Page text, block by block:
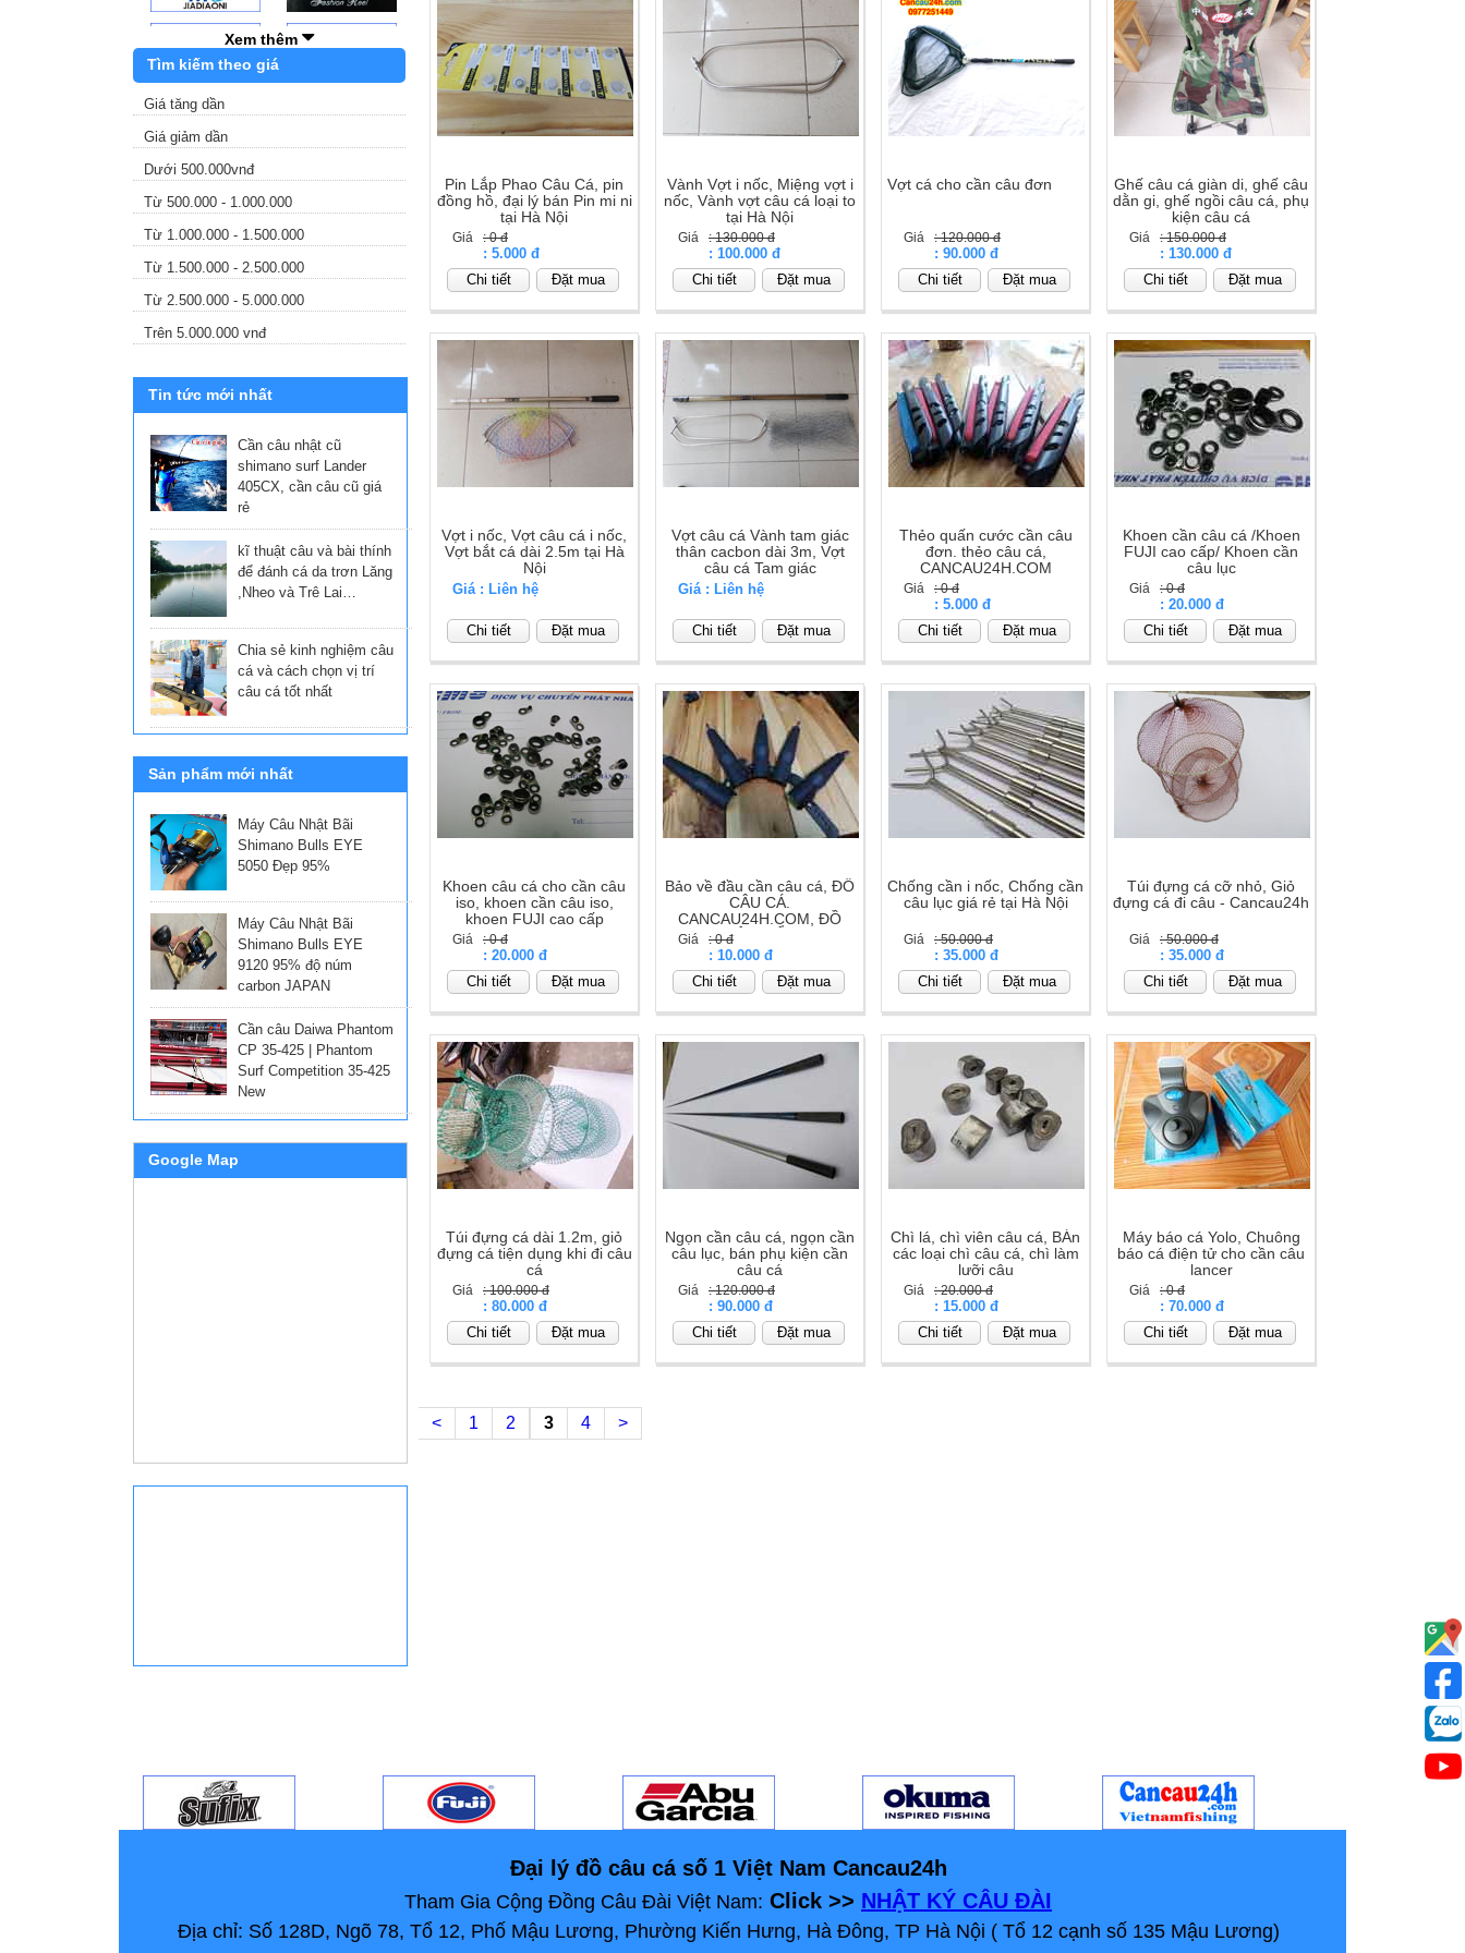
Xem thêm
Tìm kiếm theo giá
Giá tăng dần
Giá giảm dần
Dưới 500.000vnđ
Từ 500.000 - 1.000.000
Từ 1.000.000 - 1.500.000
Từ 1.500.000 - 2.500.000
Từ 2.500.000 - 5.000.000
Trên 5.000.000 vnđ
Tin tức mới nhất
Cần câu nhật cũ
shimano surf Lander
405CX, cần câu cũ giá
rẻ
kĩ thuật câu và bài thính
để đánh cá da trơn Lăng
,Nheo và Trê Lai…
Chia sẻ kinh nghiệm câu
cá và cách chọn vị trí
câu cá tốt nhất
Sản phẩm mới nhất
Máy Câu Nhật Bãi
Shimano Bulls EYE
5050 Đẹp 95%
Máy Câu Nhật Bãi
Shimano Bulls EYE
9120 95% độ núm
carbon JAPAN
Cần câu Daiwa Phantom
CP 35-425 | Phantom
Surf Competition 35-425
New
Google Map
Pin Lắp Phao Câu Cá, pin
đồng hồ, đại lý bán Pin mi ni
tại Hà Nội
Giá : 0 đ
: 5.000 đ
Chi tiết
Đặt mua
Vành Vợt i nốc, Miệng vợt i
nốc, Vành vợt câu cá loại to
tại Hà Nội
Giá : 130.000 đ
: 100.000 đ
Chi tiết
Đặt mua
Vợt cá cho cần câu đơn
Giá : 120.000 đ
: 90.000 đ
Chi tiết
Đặt mua
Ghế câu cá giàn di, ghế câu
dằn gi, ghế ngồi câu cá, phụ
kiện câu cá
Giá : 150.000 đ
: 130.000 đ
Chi tiết
Đặt mua
Vợt i nốc, Vợt câu cá i nốc,
Vợt bắt cá dài 2.5m tại Hà
Nội
Giá : Liên hệ
Chi tiết Đặt mua
Vợt câu cá Vành tam giác
thân cacbon dài 3m, Vợt
câu cá Tam giác
Giá : Liên hệ
Chi tiết Đặt mua
Thẻo quấn cước cần câu
đơn. thẻo câu cá,
CANCAU24H.COM
Giá : 0 đ
: 5.000 đ
Chi tiết
Đặt mua
Khoen cần câu cá /Khoen
FUJI cao cấp/ Khoen cần
câu lục
Giá : 0 đ
: 20.000 đ
Chi tiết
Đặt mua
Khoen câu cá cho cần câu
iso, khoen cần câu iso,
khoen FUJI cao cấp
Giá : 0 đ
: 20.000 đ
Chi tiết
Đặt mua
Bảo về đầu cần câu cá, ĐỒ
CÂU CÁ.
CANCAU24H.COM, ĐỒ
CÂU BIỂN
Giá : 0 đ
: 10.000 đ
Chi tiết
Đặt mua
Chống cần i nốc, Chống cần
câu lục giá rẻ tại Hà Nội
Giá : 50.000 đ
: 35.000 đ
Chi tiết
Đặt mua
Túi đựng cá cỡ nhỏ, Giỏ
đựng cá đi câu - Cancau24h
Giá : 50.000 đ
: 35.000 đ
Chi tiết
Đặt mua
Túi đựng cá dài 1.2m, giỏ
đựng cá tiện dụng khi đi câu
cá
Giá : 100.000 đ
: 80.000 đ
Chi tiết
Đặt mua
Ngọn cần câu cá, ngọn cần
câu lục, bán phụ kiện cần
câu cá
Giá : 120.000 đ
: 90.000 đ
Chi tiết
Đặt mua
Chì lá, chì viên câu cá, BÁn
các loại chì câu cá, chì làm
lưỡi câu
Giá : 20.000 đ
: 15.000 đ
Chi tiết
Đặt mua
Máy báo cá Yolo, Chuông
báo cá điện tử cho cần câu
lancer
Giá : 0 đ
: 70.000 đ
Chi tiết
Đặt mua
< 1 2 3 4 >
Đại lý đồ câu cá số 1 Việt Nam Cancau24h
Tham Gia Cộng Đồng Câu Đài Việt Nam: Click >> NHẬT KÝ CÂU ĐÀI
Địa chỉ: Số 128D, Ngõ 78, Tổ 12, Phố Mậu Lương, Phường Kiến Hưng, Hà Đông, TP Hà Nội ( Tổ 12 cạnh số 135 Mậu Lương)